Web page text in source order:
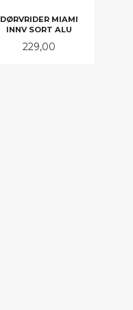
DØRVRIDER MIAMI
INNV SORT ALU
Pris
229,00